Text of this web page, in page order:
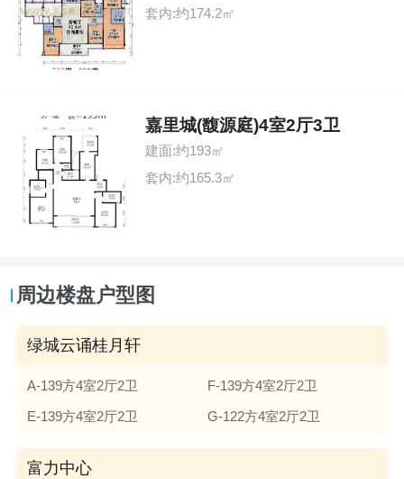
套内:约174.2㎡
嘉里城(馥源庭)4室2厅3卫
建面:约193㎡
套内:约165.3㎡
周边楼盘户型图
绿城云诵桂月轩
A-139方4室2厅2卫
F-139方4室2厅2卫
E-139方4室2厅2卫
G-122方4室2厅2卫
富力中心